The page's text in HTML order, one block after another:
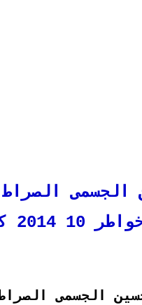
الجسمى
كاملة
الجسمى